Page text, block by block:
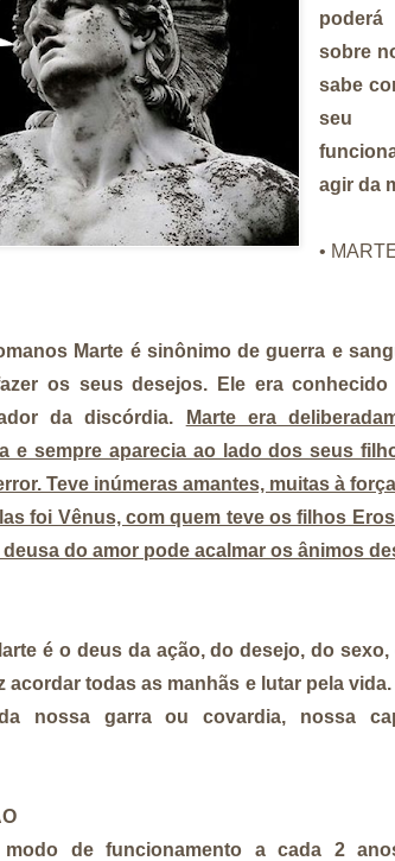
sobre
sabe
seu
agir da
•
Marte é sinônimo de guerra e
os seus desejos. Ele era
da discórdia.
Marte era
e sempre aparecia ao lado dos seus
Teve inúmeras amantes, muitas à
foi Vênus, com quem teve os filhos
do amor pode acalmar os ânimos
é o deus da ação, do desejo, do
acordar todas as manhãs e lutar pela vida.
nossa garra ou covardia, nossa
modo de funcionamento a cada 2